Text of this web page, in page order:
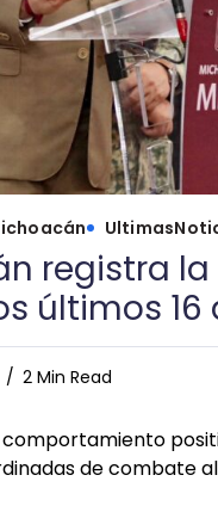
registra
últimos 16
2 Min Read
comportamiento
de combate